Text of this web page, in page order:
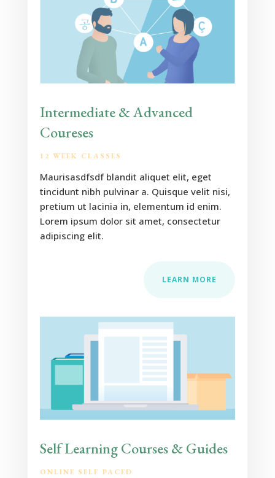
Intermediate & Advanced
Coureses
12 WEEK CLASSES
Maurisasdfsdf blandit aliquet elit, eget
tincidunt nibh pulvinar a. Quisque velit nisi,
pretium ut lacinia in, elementum id enim.
Lorem ipsum dolor sit amet, consectetur
adipiscing elit.
LEARN MORE
Self Learning Courses & Guides
ONLINE SELF PACED